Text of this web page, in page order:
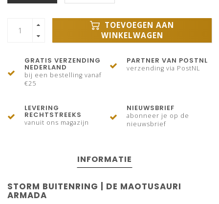
TOEVOEGEN AAN
WINKELWAGEN
GRATIS VERZENDING
NEDERLAND
bij een bestelling vanaf
€25
PARTNER VAN POSTNL
verzending via PostNL
LEVERING
RECHTSTREEKS
vanuit ons magazijn
NIEUWSBRIEF
abonneer je op de
nieuwsbrief
INFORMATIE
STORM BUITENRING | DE MAOTUSAURI
ARMADA